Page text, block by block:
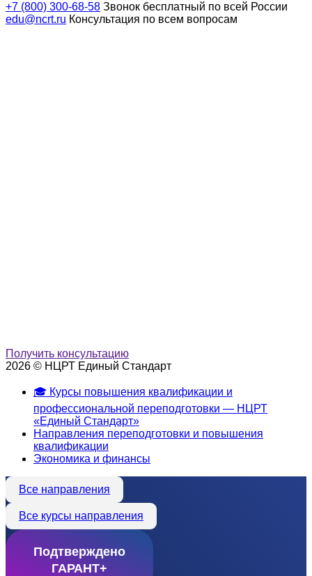
+7 (800) 300-68-58 Звонок бесплатный по всей России
edu@ncrt.ru Консультация по всем вопросам
Получить консультацию
2026 © НЦРТ Единый Стандарт
🎓 Курсы повышения квалификации и
профессиональной переподготовки — НЦРТ
«Единый Стандарт»
Направления переподготовки и повышения
квалификации
Экономика и финансы
Все направления
Все курсы направления
Подтверждено
ГАРАНТ+